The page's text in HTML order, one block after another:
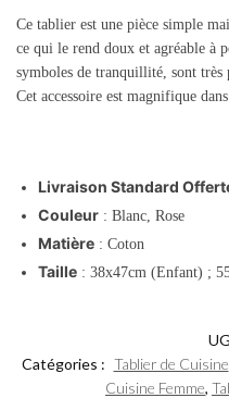
Ce tablier est une pièce simple
ce qui le rend doux et agréable à
symboles de tranquillité, sont
Cet accessoire est magnifique
Livraison Standard
Couleur : Blanc, Rose
Matière : Coton
Taille : 38x47cm (Enfant) ;
Catégories : Tablier de Cuisine
Cuisine Femme,